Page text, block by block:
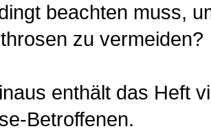
beachten muss,
zu vermeiden?
enthält das Heft
Betroffenen.